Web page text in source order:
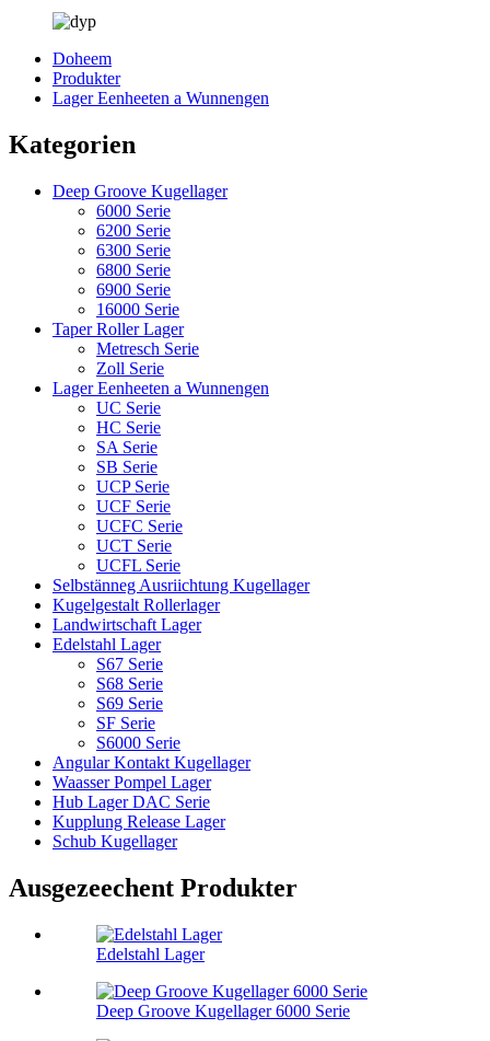
Doheem
Produkter
Lager Eenheeten a Wunnengen
Kategorien
Deep Groove Kugellager
6000 Serie
6200 Serie
6300 Serie
6800 Serie
6900 Serie
16000 Serie
Taper Roller Lager
Metresch Serie
Zoll Serie
Lager Eenheeten a Wunnengen
UC Serie
HC Serie
SA Serie
SB Serie
UCP Serie
UCF Serie
UCFC Serie
UCT Serie
UCFL Serie
Selbstänneg Ausriichtung Kugellager
Kugelgestalt Rollerlager
Landwirtschaft Lager
Edelstahl Lager
S67 Serie
S68 Serie
S69 Serie
SF Serie
S6000 Serie
Angular Kontakt Kugellager
Waasser Pompel Lager
Hub Lager DAC Serie
Kupplung Release Lager
Schub Kugellager
Ausgezeechent Produkter
Edelstahl Lager
Deep Groove Kugellager 6000 Serie